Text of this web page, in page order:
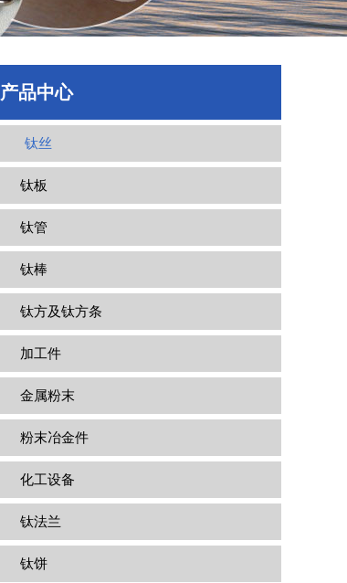
产品中心
钛丝
钛板
钛管
钛棒
钛方及钛方条
加工件
金属粉末
粉末冶金件
化工设备
钛法兰
钛饼